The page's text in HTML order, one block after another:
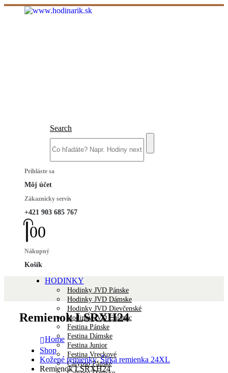
Search
Prihláste sa
Môj účet
Zákaznícky servis
+421 903 685 767
00
Nákupný
Košík
HODINKY
Hodinky JVD Pánske
Hodinky JVD Dámske
Hodinky JVD Dievčenské
Hodinky JVD Chlapec
Festina Pánske
Festina Dámske
Festina Junior
Festina Vreckové
Calypso Pánske
Remienok LSRXH24
Home
Shop
Kožené remienky,Šírka remienka 24XL
Remienok LSRXH24